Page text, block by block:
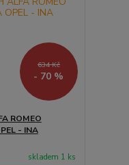
634 Kč
- 70 %
ROMEO
- INA
skladem 1 ks